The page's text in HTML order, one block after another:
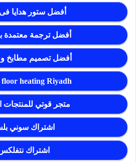
أفضل ستور هدايا
أفضل ترجمة معتمدة
أفضل تصميم مطابخ
floor heating Riyadh
متجر قوتي للمنتجات
اشتراك سوني
اشتراك